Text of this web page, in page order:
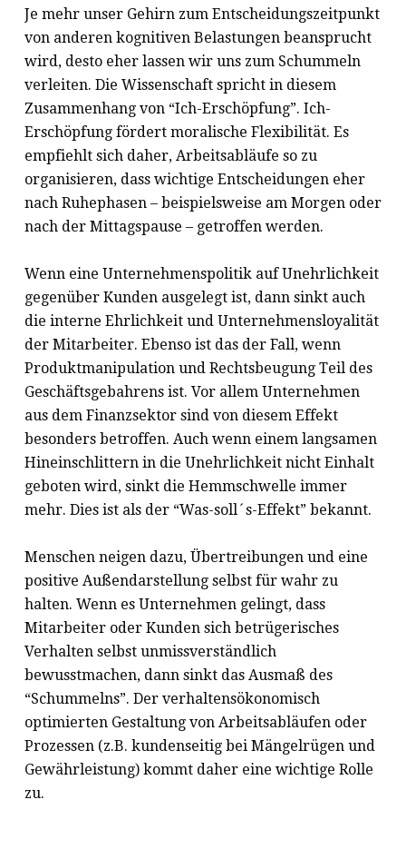
Je mehr unser Gehirn zum Entscheidungszeitpunkt
von anderen kognitiven Belastungen beansprucht
wird, desto eher lassen wir uns zum Schummeln
verleiten. Die Wissenschaft spricht in diesem
Zusammenhang von “Ich-Erschöpfung”. Ich-
Erschöpfung fördert moralische Flexibilität. Es
empfiehlt sich daher, Arbeitsabläufe so zu
organisieren, dass wichtige Entscheidungen eher
nach Ruhephasen – beispielsweise am Morgen oder
nach der Mittagspause – getroffen werden.
Wenn eine Unternehmenspolitik auf Unehrlichkeit
gegenüber Kunden ausgelegt ist, dann sinkt auch
die interne Ehrlichkeit und Unternehmensloyalität
der Mitarbeiter. Ebenso ist das der Fall, wenn
Produktmanipulation und Rechtsbeugung Teil des
Geschäftsgebahrens ist. Vor allem Unternehmen
aus dem Finanzsektor sind von diesem Effekt
besonders betroffen. Auch wenn einem langsamen
Hineinschlittern in die Unehrlichkeit nicht Einhalt
geboten wird, sinkt die Hemmschwelle immer
mehr. Dies ist als der “Was-soll´s-Effekt” bekannt.
Menschen neigen dazu, Übertreibungen und eine
positive Außendarstellung selbst für wahr zu
halten. Wenn es Unternehmen gelingt, dass
Mitarbeiter oder Kunden sich betrügerisches
Verhalten selbst unmissverständlich
bewusstmachen, dann sinkt das Ausmaß des
“Schummelns”. Der verhaltensökonomisch
optimierten Gestaltung von Arbeitsabläufen oder
Prozessen (z.B. kundenseitig bei Mängelrügen und
Gewährleistung) kommt daher eine wichtige Rolle
zu.